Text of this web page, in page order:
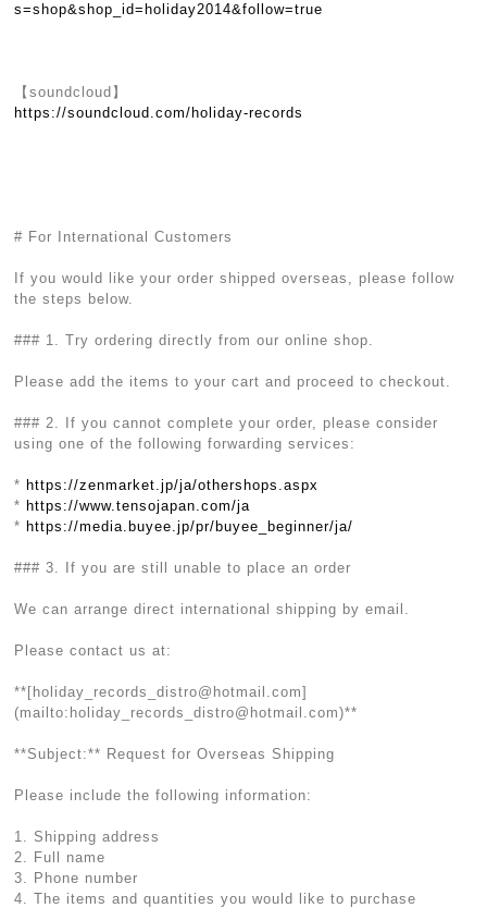
s=shop&shop_id=holiday2014&follow=true
【soundcloud】
https://soundcloud.com/holiday-records
# For International Customers
If you would like your order shipped overseas, please follow
the steps below.
### 1. Try ordering directly from our online shop.
Please add the items to your cart and proceed to checkout.
### 2. If you cannot complete your order, please consider
using one of the following forwarding services:
* https://zenmarket.jp/ja/othershops.aspx
* https://www.tensojapan.com/ja
* https://media.buyee.jp/pr/buyee_beginner/ja/
### 3. If you are still unable to place an order
We can arrange direct international shipping by email.
Please contact us at:
**[ holiday_records_distro@hotmail.com]
(mailto: holiday_records_distro@hotmail.com)**
**Subject:** Request for Overseas Shipping
Please include the following information:
1. Shipping address
2. Full name
3. Phone number
4. The items and quantities you would like to purchase